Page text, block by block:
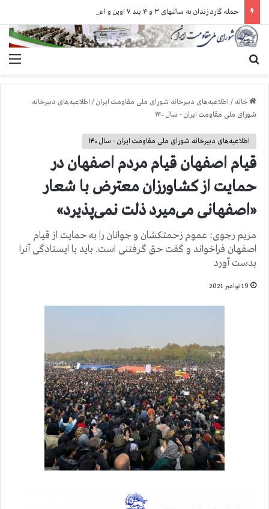
خانه / اطلاعیه‌های دبیرخانه شورای ملی مقاومت ایران/ اطلاعیه‌های دبیرخانه
شورای ملی مقاومت ایران - سال ۱۴۰۰
اطلاعیه‌های دبیرخانه شورای ملی مقاومت ایران - سال ۱۴۰۰
قیام اصفهان قیام مردم اصفهان در
حمایت از کشاورزان معترض با شعار
«اصفهانی می‌میرد ذلت نمی‌پذیرد»
مریم رجوی: عموم زحمتکشان و جوانان را به حمایت از قیام
اصفهان فراخواند و گفت حق گرفتنی است. باید با ایستادگی آنرا
بدست آورد
19 نوامبر 2021